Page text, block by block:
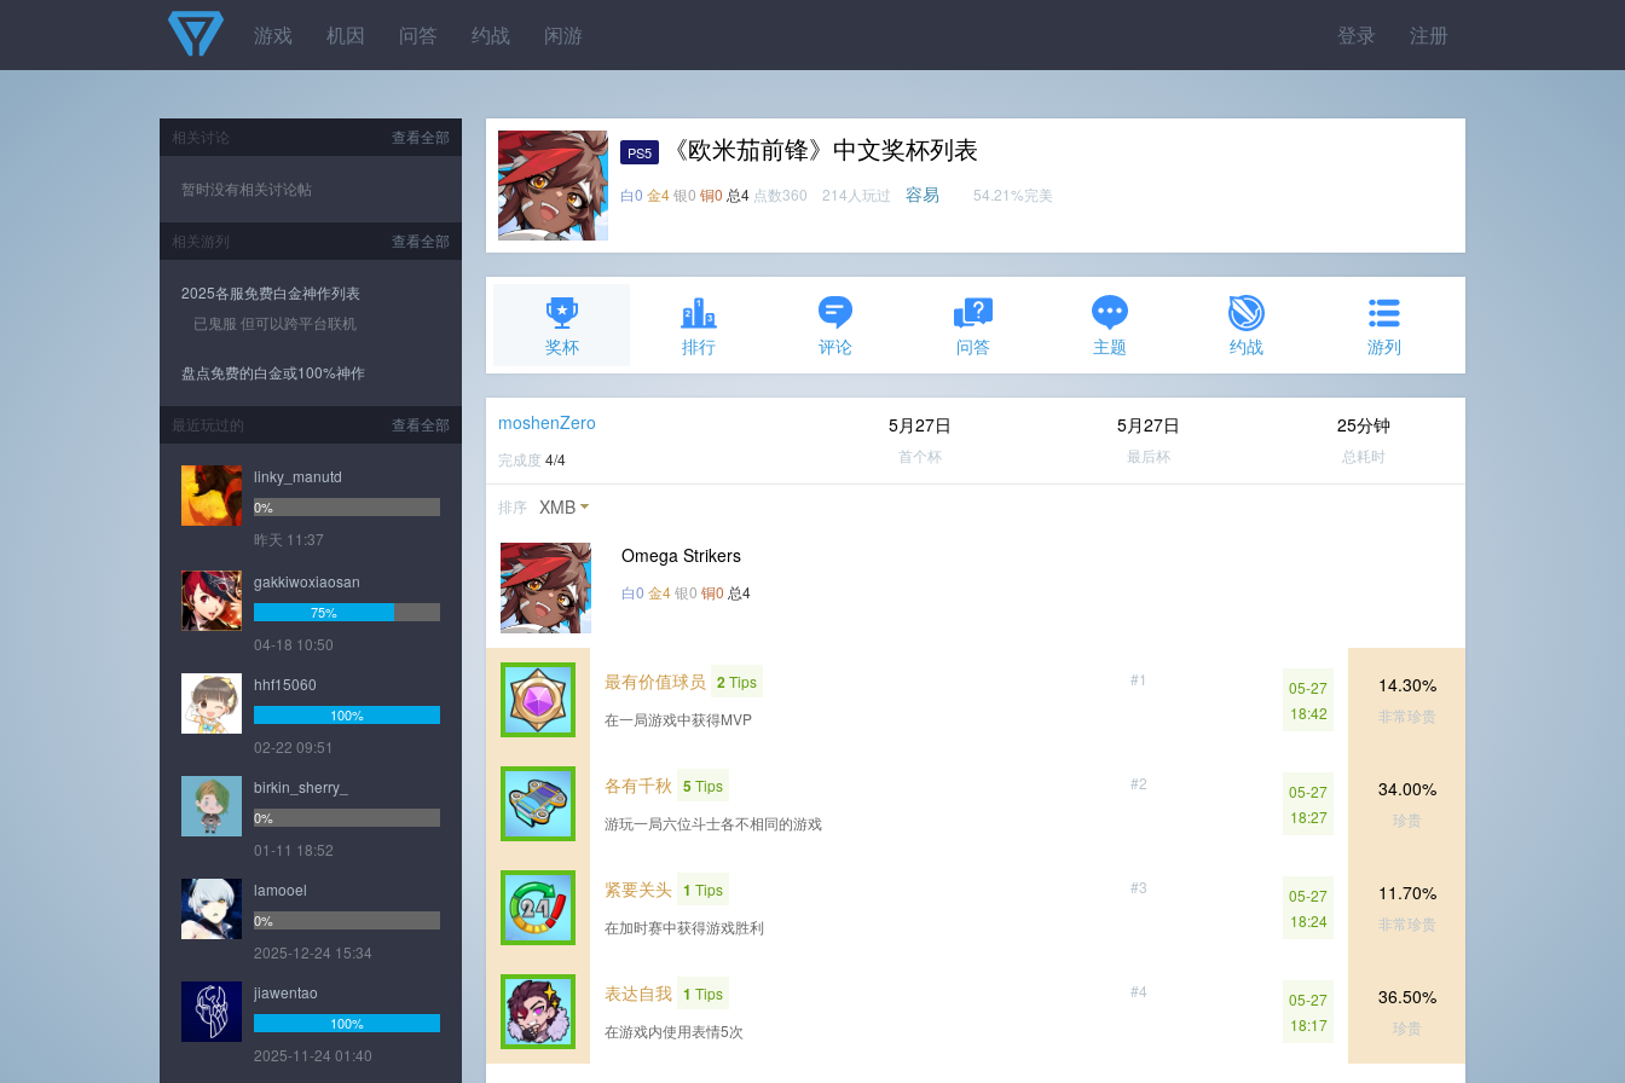
登录 注册
游戏 机因 问答 约战 闲游
PS5 《欧米茄前锋》中文奖杯列表
白0 金4银0 铜0 总4 点数360 214人玩过 容易 54.21%完美
奖杯 排行 评论 问答 主题 约战 游列
moshenZero
完成度 4/4
5月27日
首个杯
5月27日
最后杯
25分钟
总耗时
排序 XMB
Omega Strikers
白0 金4银0 铜0 总4
#1
最有价值球员 2Tips
在一局游戏中获得MVP
05-27
18:42
14.30%
非常珍贵
#2
各有千秋 5Tips
游玩一局六位斗士各不相同的游戏
05-27
18:27
34.00%
珍贵
#3
紧要关头 1 Tips
在加时赛中获得游戏胜利
05-27
18:24
11.70%
非常珍贵
#4
表达自我 1 Tips
在游戏内使用表情5次
05-27
18:17
36.50%
珍贵
查看全部
相关讨论
暂时没有相关讨论帖
查看全部
相关游列
2025各服免费白金神作列表
已鬼服 但可以跨平台联机
盘点免费的白金或100%神作
查看全部
最近玩过的
linky_manutd
0%
昨天 11:37
gakkiwoxiaosan
75%
04-18 10:50
hhf15060
100%
02-22 09:51
birkin_sherry_
0%
01-11 18:52
lamooel
0%
2025-12-24 15:34
jiawentao
100%
2025-11-24 01:40